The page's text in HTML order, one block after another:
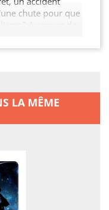
chute pour que
% des
par leur
15 Plus (6,7)
Portefeuille ! Il
d'avoir un
LA MÊME